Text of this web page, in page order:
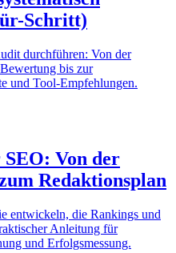
Schritt)
durchführen: Von der
bis zur
und Tool-Empfehlungen.
Von der
Redaktionsplan
entwickeln, die Rankings und
Anleitung für
und Erfolgsmessung.